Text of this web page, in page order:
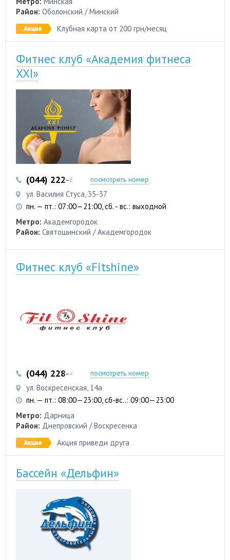
Район: Оболонский / Минский
Клубная карта от 200 грн/месяц
Фитнес клуб «Академия фитнеса
XXI»
(044) 222-60-31 (044) 222-60-32
посмотреть номер
ул. Василия Стуса, 35-37
пн. — пт.: 07:00—21:00, сб. - вс.: выходной
Метро: Академгородок
Район: Святошинский / Академгородок
Фитнес клуб «Fitshine»
(044) 228-41-28 (067) 480-48-75
посмотреть номер
ул. Воскресенская, 14а
пн. — пт.: 08:00—23:00, сб-вс..: 09:00—23:00
Метро: Дарница
Район: Днепровский / Воскресенка
Акция приведи друга
Бассейн «Дельфин»